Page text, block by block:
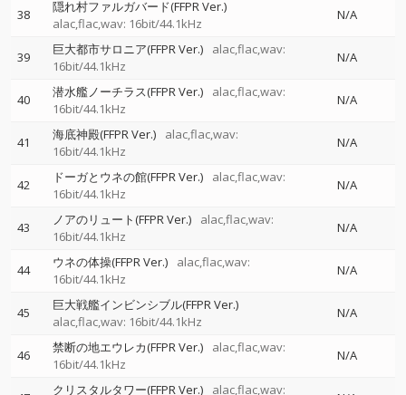
38
隠れ村ファルガバード(FFPR Ver.)
alac,flac,wav: 16bit/44.1kHz
N/A
39 巨大都市サロニア(FFPR Ver.)
alac,flac,wav:
16bit/44.1kHz
N/A
40 潜水艦ノーチラス(FFPR Ver.)
alac,flac,wav:
16bit/44.1kHz
N/A
41 海底神殿(FFPR Ver.)
alac,flac,wav:
16bit/44.1kHz
N/A
42 ドーガとウネの館(FFPR Ver.)
alac,flac,wav:
16bit/44.1kHz
N/A
43 ノアのリュート(FFPR Ver.)
alac,flac,wav:
16bit/44.1kHz
N/A
44 ウネの体操(FFPR Ver.)
alac,flac,wav:
16bit/44.1kHz
N/A
45
巨大戦艦インビンシブル(FFPR Ver.)
alac,flac,wav: 16bit/44.1kHz
N/A
46 禁断の地エウレカ(FFPR Ver.)
alac,flac,wav:
16bit/44.1kHz
N/A
クリスタルタワー(FFPR Ver.) alac,flac,wav: